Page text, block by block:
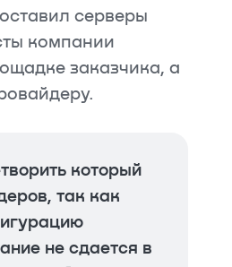
серверы
компании
заказчика, а
который
так как
не сдается в